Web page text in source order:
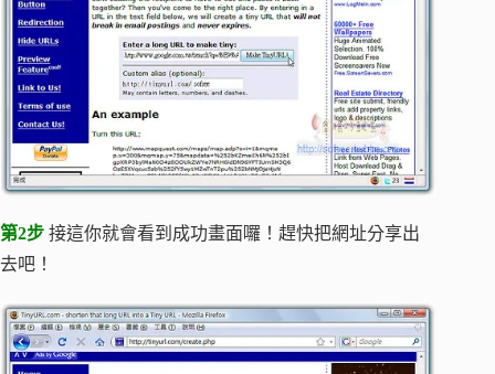
第2步 接這你就會看到成功畫面囉！趕快把網址分享出
去吧！